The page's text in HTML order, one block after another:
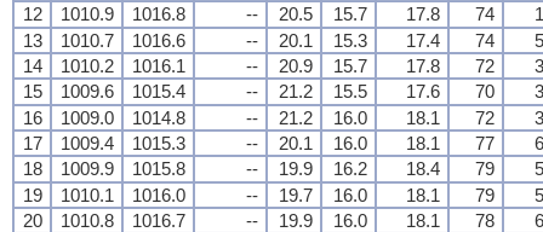
12
1010.9 1016.8 -- 20.5 15.7 17.8 74
13
1010.7 1016.6 -- 20.1 15.3 17.4 74
14
1010.2 1016.1 -- 20.9 15.7 17.8 72
15
1009.6 1015.4 -- 21.2 15.5 17.6 70
16
1009.0 1014.8 -- 21.2 16.0 18.1 72
17
1009.4 1015.3 -- 20.1 16.0 18.1 77
18
1009.9 1015.8 -- 19.9 16.2 18.4 79
19
1010.1 1016.0 -- 19.7 16.0 18.1 79
20
1010.8 1016.7 -- 19.9 16.0 18.1 78
12
1010.9 1016.8 -- 20.5 15.7 17.8 74
13
1010.7 1016.6 -- 20.1 15.3 17.4 74
14
1010.2 1016.1 -- 20.9 15.7 17.8 72
15
1009.6 1015.4 -- 21.2 15.5 17.6 70
16
1009.0 1014.8 -- 21.2 16.0 18.1 72
17
1009.4 1015.3 -- 20.1 16.0 18.1 77
18
1009.9 1015.8 -- 19.9 16.2 18.4 79
19
1010.1 1016.0 -- 19.7 16.0 18.1 79
20
1010.8 1016.7 -- 19.9 16.0 18.1 78
12
1010.9 1016.8 -- 20.5 15.7 17.8 74
13
1010.7 1016.6 -- 20.1 15.3 17.4 74
14
1010.2 1016.1 -- 20.9 15.7 17.8 72
15
1009.6 1015.4 -- 21.2 15.5 17.6 70
16
1009.0 1014.8 -- 21.2 16.0 18.1 72
17
1009.4 1015.3 -- 20.1 16.0 18.1 77
18
1009.9 1015.8 -- 19.9 16.2 18.4 79
19
1010.1 1016.0 -- 19.7 16.0 18.1 79
20
1010.8 1016.7 -- 19.9 16.0 18.1 78
12
1010.9 1016.8 -- 20.5 15.7 17.8 74
13
1010.7 1016.6 -- 20.1 15.3 17.4 74
14
1010.2 1016.1 -- 20.9 15.7 17.8 72
15
1009.6 1015.4 -- 21.2 15.5 17.6 70
16
1009.0 1014.8 -- 21.2 16.0 18.1 72
17
1009.4 1015.3 -- 20.1 16.0 18.1 77
18
1009.9 1015.8 -- 19.9 16.2 18.4 79
19
1010.1 1016.0 -- 19.7 16.0 18.1 79
20
1010.8 1016.7 -- 19.9 16.0 18.1 78